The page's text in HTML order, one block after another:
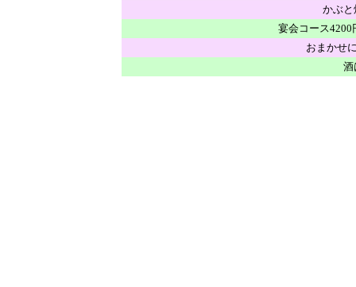
かぶと
宴会コース4200
おまかせ
酒